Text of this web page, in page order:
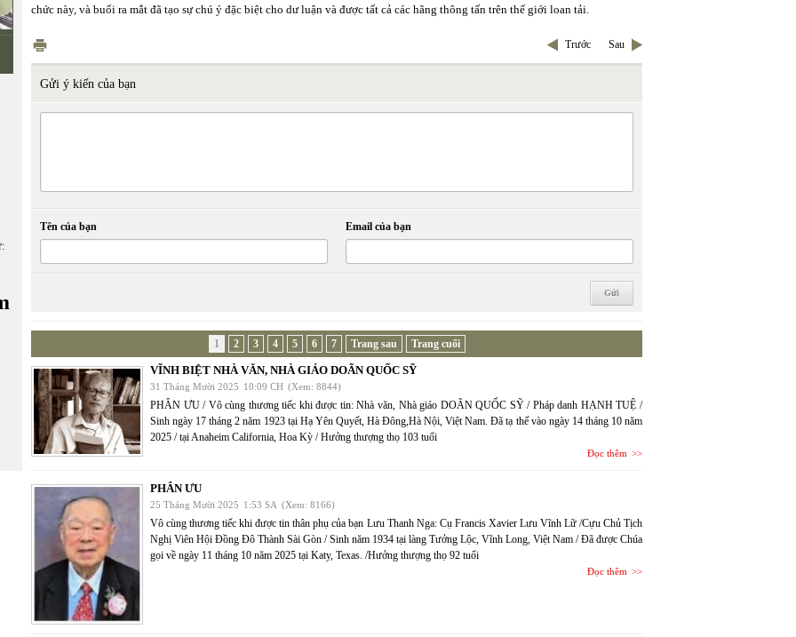
chức này, và buổi ra mắt đã tạo sự chú ý đặc biệt cho dư luận và được tất cả các hãng thông tấn trên thế giới loan tải.
Trước Sau
Gửi ý kiến của bạn
Tên của bạn Email của bạn
1 2 3 4 5 6 7 Trang sau Trang cuối
VĨNH BIỆT NHÀ VĂN, NHÀ GIÁO DOÃN QUỐC SỸ
31 Tháng Mười 2025 10:09 CH (Xem: 8844)
PHÂN ƯU / Vô cùng thương tiếc khi được tin: Nhà văn, Nhà giáo DOÃN QUỐC SỸ / Pháp danh HẠNH TUỆ /
Sinh ngày 17 tháng 2 năm 1923 tại Hạ Yên Quyết, Hà Đông,Hà Nội, Việt Nam. Đã tạ thế vào ngày 14 tháng 10 năm
2025 / tại Anaheim California, Hoa Kỳ / Hưởng thượng thọ 103 tuổi
Đọc thêm
PHÂN ƯU
25 Tháng Mười 2025 1:53 SA (Xem: 8166)
Vô cùng thương tiếc khi được tin thân phụ của bạn Lưu Thanh Nga: Cụ Francis Xavier Lưu Vĩnh Lữ /Cựu Chủ Tịch
Nghị Viên Hội Đồng Đô Thành Sài Gòn / Sinh năm 1934 tại làng Tưởng Lộc, Vĩnh Long, Việt Nam / Đã được Chúa
gọi về ngày 11 tháng 10 năm 2025 tại Katy, Texas. /Hưởng thượng thọ 92 tuổi
Đọc thêm